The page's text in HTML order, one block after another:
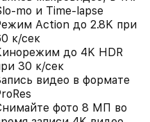
mo и Time-lapse
Action до 2.8K при
к/сек
до 4K HDR
30 к/сек
видео в формате
фото 8 МП во